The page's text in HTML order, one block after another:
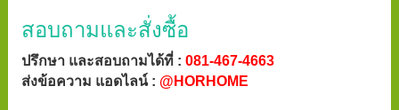
สอบถามและสั่งซื้อ
ปรึกษา และสอบถามได้ที่ : 081-467-4663
ส่งข้อความ แอดไลน์ : @HORHOME